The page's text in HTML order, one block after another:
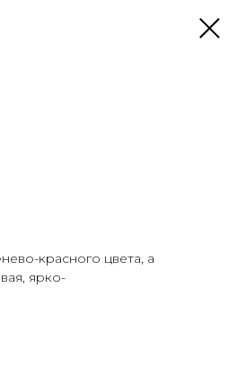
красного цвета, а
ярко-